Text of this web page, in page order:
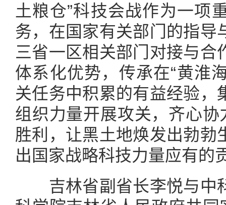
土粮仓”科技会战作为一项
务，在国家有关部门的指导
三省一区相关部门对接与合
体系化优势，传承在“黄淮
关任务中积累的有益经验，
组织力量开展攻关，齐心协
胜利，让黑土地焕发出勃勃
出国家战略科技力量应有的
吉林省副省长李悦与中